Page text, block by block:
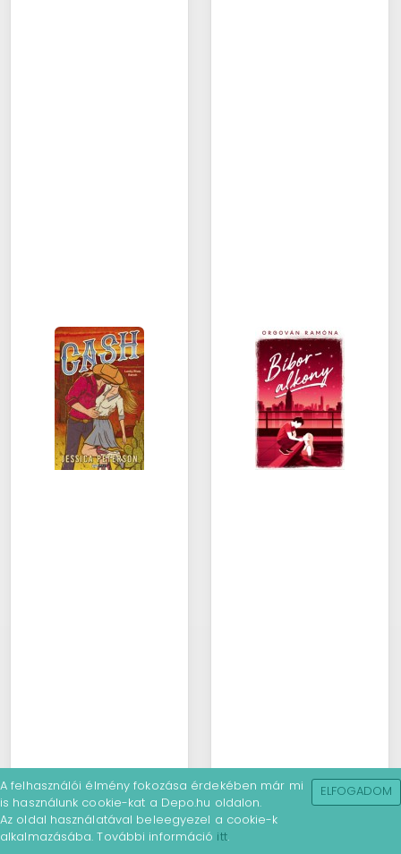
A felhasználói élmény fokozása érdekében már mi
is használunk cookie-kat a Depo.hu oldalon.
Az oldal használatával beleegyezel a cookie-k
alkalmazásába. További információ itt.
ELFOGADOM